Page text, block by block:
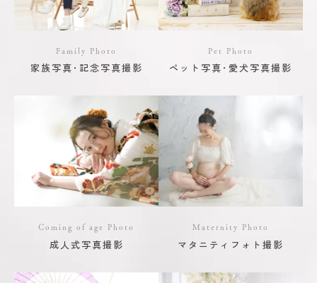
Family Photo
家族写真･記念写真撮影
Pet Photo
ペット写真･愛犬写真撮影
Coming of age Photo
成人式写真撮影
Maternity Photo
マタニティフォト撮影